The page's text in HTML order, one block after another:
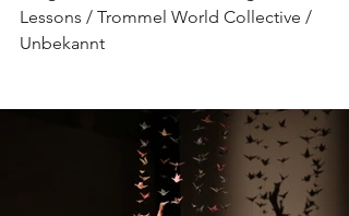
Lessons / Trommel World Collective /
Unbekannt